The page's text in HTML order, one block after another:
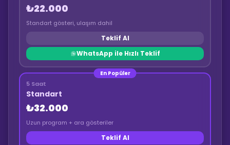
₺22.000
Standart gösteri, ulaşım dahil
Teklif Al
WhatsApp ile Hızlı Teklif
En Popüler
5 Saat
Standart
₺32.000
Uzun program + ara gösteriler
Teklif Al